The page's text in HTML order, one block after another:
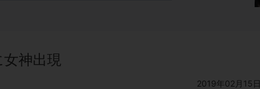
神出現
2019年02月15日